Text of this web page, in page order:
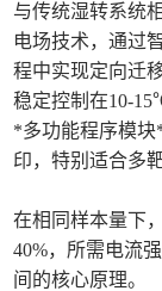
与传统湿转系统
电场技术，通过
程中实现定向迁
稳定控制在10-
*多功能程序模块
印，特别适合多
在相同样本量下
40%，所需电流
间的核心原理。